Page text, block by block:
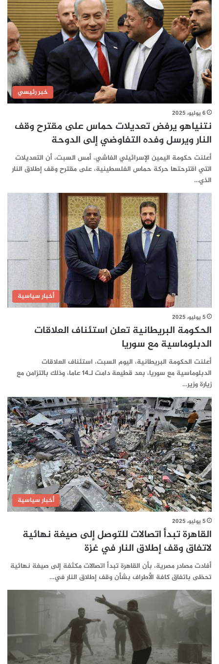
خبر رئيسي
6 يوليو، 2025
نتنياهو يرفض تعديلات حماس على مقترح وقف
النار ويرسل وفده التفاوضي إلى الدوحة
أعلنت حكومة اليمين الإسرائيلي الفاشي، أمس السبت، أن التعديلات
التي اقترحتها حركة حماس الفلسطينية، على مقترح وقف إطلاق النار
الذي…
أخبار سياسية
5 يوليو، 2025
الحكومة البريطانية تعلن استئناف العلاقات
الدبلوماسية مع سوريا
أعلنت الحكومة البريطانية، اليوم السبت، استئناف العلاقات
الدبلوماسية مع سوريا، بعد قطيعة دامت لـ14 عاما، وذلك بالتزامن مع
زيارة وزير…
أخبار سياسية
5 يوليو، 2025
القاهرة تبدأ اتصالات للتوصل إلى صيغة نهائية
لاتفاق وقف إطلاق النار في غزة
أفادت مصادر مصرية، بأن القاهرة تبدأ اتصالات مكثفة إلى صيغة نهائية
تحظى باتفاق كافة الأطراف بشأن وقف إطلاق النار في…